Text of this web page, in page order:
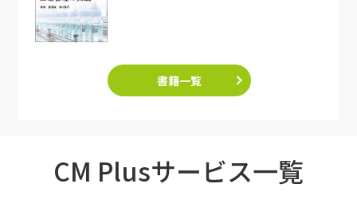
書籍一覧
CM Plusサービス一覧